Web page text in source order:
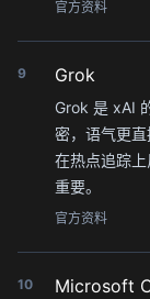
官方资料
9 Grok
Grok 是 xAI
密，语气更
在热点追踪
重要。
官方资料
10 Microsoft